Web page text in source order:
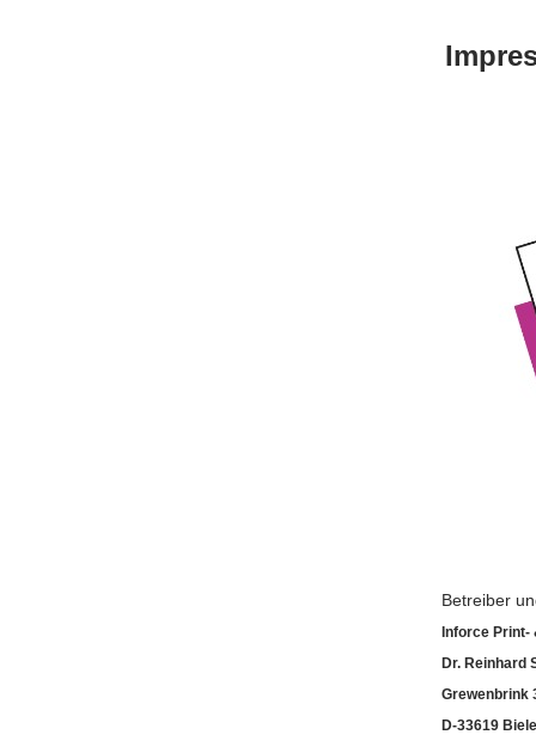
Betreiber
Inforce Print-
Dr. Reinhard
Grewenbrink
D-33619